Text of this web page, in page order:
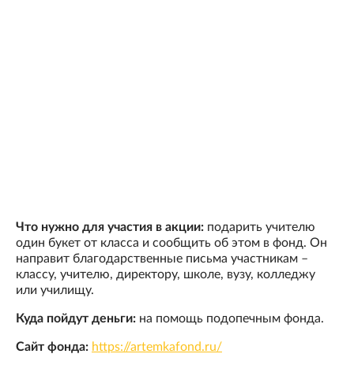
Что нужно для участия в акции: подарить учителю
один букет от класса и сообщить об этом в фонд. Он
направит благодарственные письма участникам –
классу, учителю, директору, школе, вузу, колледжу
или училищу.
Куда пойдут деньги: на помощь подопечным фонда.
Сайт фонда: https://artemkafond.ru/